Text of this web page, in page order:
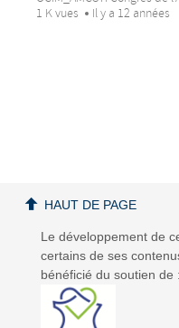
1 K vues
Il y a 12 années
Le développement de
certains de ses
bénéficié du soutien de :
HAUT DE PAGE